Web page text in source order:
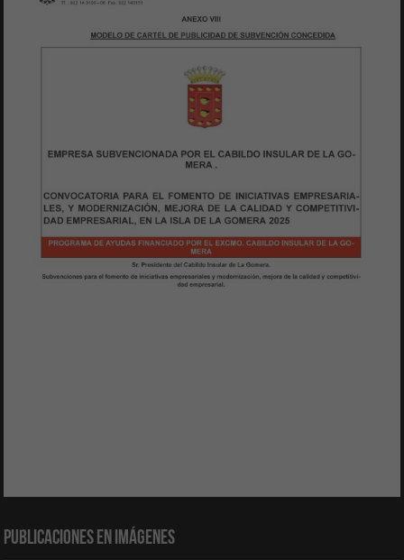
Publicaciones en Imágenes